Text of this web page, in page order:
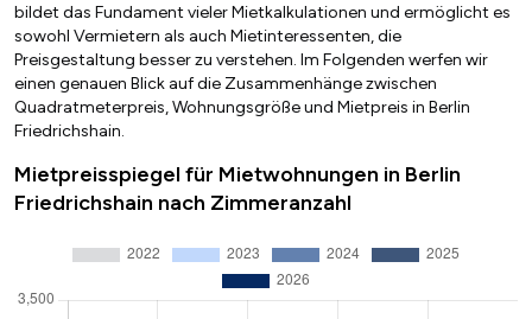
bildet das Fundament vieler Mietkalkulationen und ermöglicht es
sowohl Vermietern als auch Mietinteressenten, die
Preisgestaltung besser zu verstehen. Im Folgenden werfen wir
einen genauen Blick auf die Zusammenhänge zwischen
Quadratmeterpreis, Wohnungsgröße und Mietpreis in Berlin
Friedrichshain.
Mietpreisspiegel für Mietwohnungen in Berlin
Friedrichshain nach Zimmeranzahl